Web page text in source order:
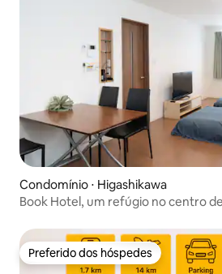
Condomínio ⋅ Higashikawa
Book Hotel, um refúgio no centro
workation, turismo e lazer.
Preferido dos hóspedes
Preferido dos hóspedes